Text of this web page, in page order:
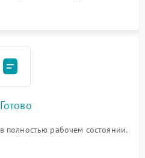
полностью рабочем состоянии.